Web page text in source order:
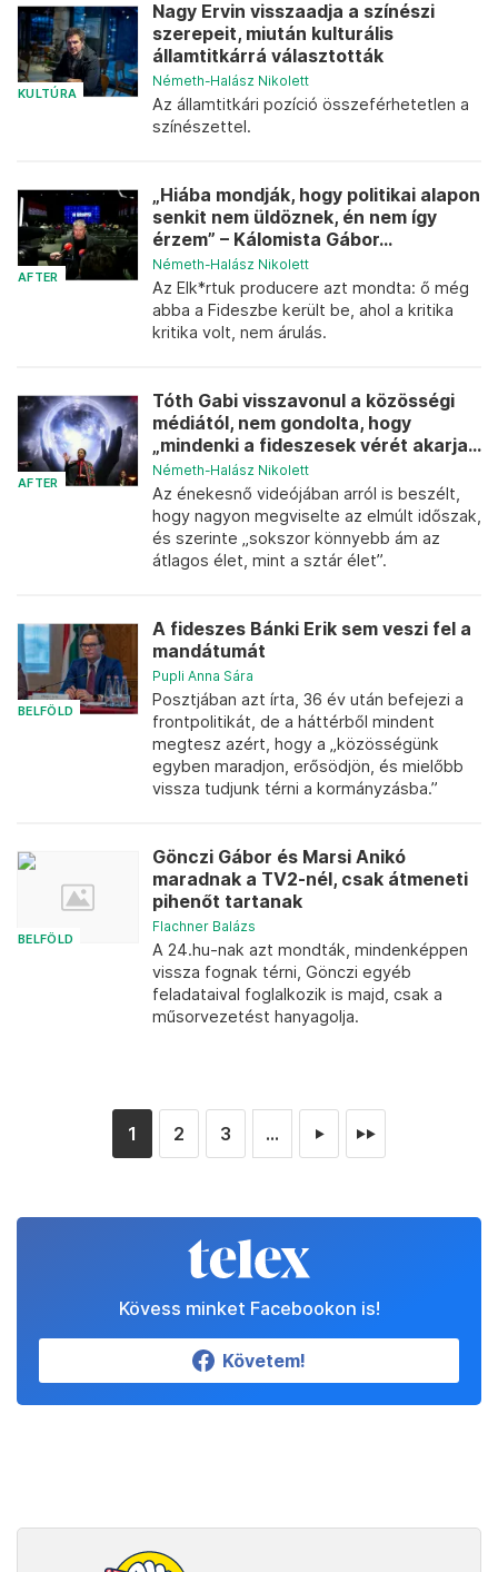
KULTÚRA
Nagy Ervin visszaadja a színészi
szerepeit, miután kulturális
államtitkárrá választották
Németh-Halász Nikolett
Az államtitkári pozíció összeférhetetlen a
színészettel.
AFTER
„Hiába mondják, hogy politikai alapon
senkit nem üldöznek, én nem így
érzem” – Kálomista Gábor...
Németh-Halász Nikolett
Az Elk*rtuk producere azt mondta: ő még
abba a Fideszbe került be, ahol a kritika
kritika volt, nem árulás.
AFTER
Tóth Gabi visszavonul a közösségi
médiától, nem gondolta, hogy
„mindenki a fideszesek vérét akarja...
Németh-Halász Nikolett
Az énekesnő videójában arról is beszélt,
hogy nagyon megviselte az elmúlt időszak,
és szerinte „sokszor könnyebb ám az
átlagos élet, mint a sztár élet”.
BELFÖLD
A fideszes Bánki Erik sem veszi fel a
mandátumát
Pupli Anna Sára
Posztjában azt írta, 36 év után befejezi a
frontpolitikát, de a háttérből mindent
megtesz azért, hogy a „közösségünk
egyben maradjon, erősödjön, és mielőbb
vissza tudjunk térni a kormányzásba.”
BELFÖLD
Gönczi Gábor és Marsi Anikó
maradnak a TV2-nél, csak átmeneti
pihenőt tartanak
Flachner Balázs
A 24.hu-nak azt mondták, mindenképpen
vissza fognak térni, Gönczi egyéb
feladataival foglalkozik is majd, csak a
műsorvezetést hanyagolja.
1 2 3 ... ► ►►
Kövess minket Facebookon is!
Követem!